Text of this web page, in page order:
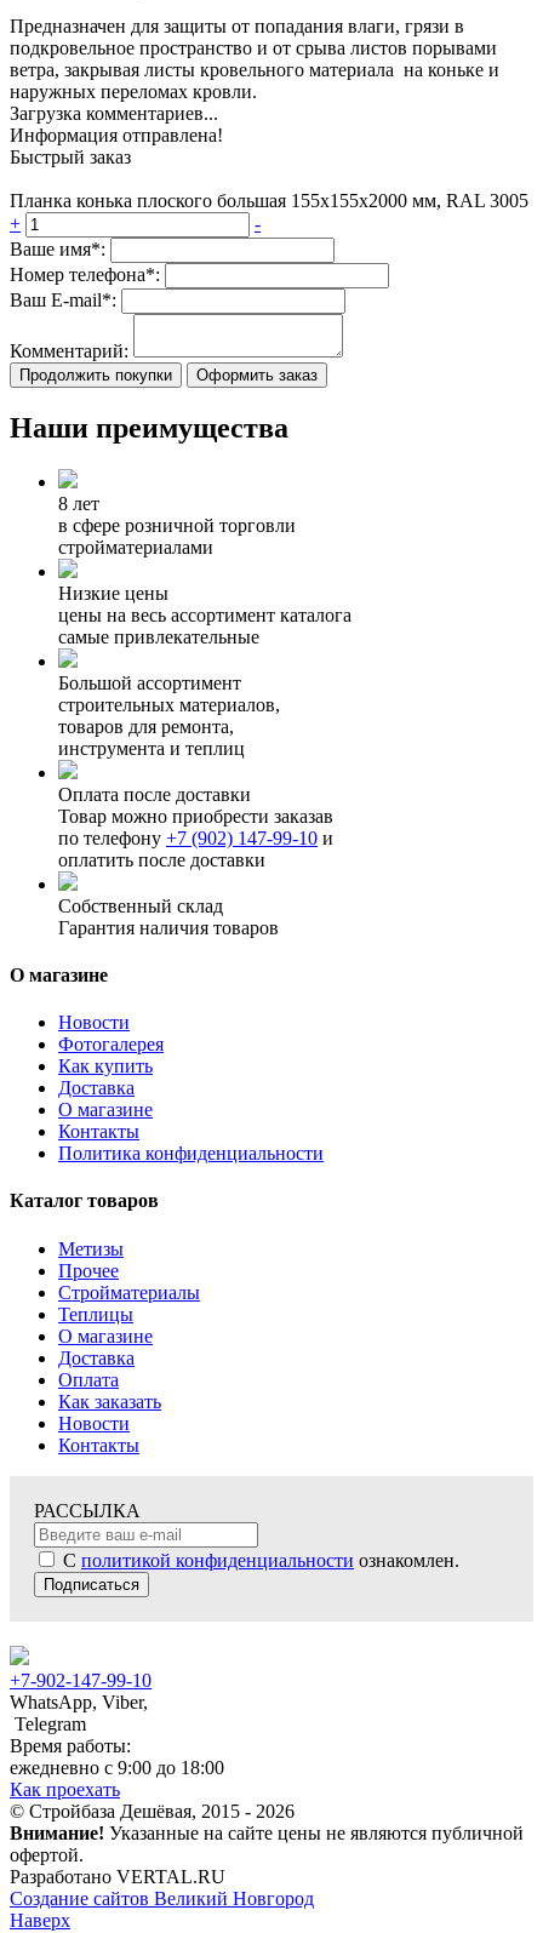
Предназначен для защиты от попадания влаги, грязи в
подкровельное пространство и от срыва листов порывами
ветра, закрывая листы кровельного материала на коньке и
наружных переломах кровли.
Загрузка комментариев...
Информация отправлена!
Быстрый заказ
Планка конька плоского большая 155х155х2000 мм, RAL 3005
+
-
Ваше имя*:
Номер телефона*:
Ваш E-mail*:
Комментарий:
Продолжить покупки Оформить заказ
Наши преимущества
8 лет
в сфере розничной торговли
стройматериалами
Низкие цены
цены на весь ассортимент каталога
самые привлекательные
Большой ассортимент
строительных материалов,
товаров для ремонта,
инструмента и теплиц
Оплата после доставки
Товар можно приобрести заказав
по телефону +7 (902) 147-99-10 и
оплатить после доставки
Собственный склад
Гарантия наличия товаров
О магазине
Новости
Фотогалерея
Как купить
Доставка
О магазине
Контакты
Политика конфиденциальности
Каталог товаров
Метизы
Прочее
Стройматериалы
Теплицы
О магазине
Доставка
Оплата
Как заказать
Новости
Контакты
РАССЫЛКА
С политикой конфиденциальности ознакомлен.
Подписаться
+7-902-147-99-10
WhatsApp, Viber,
Telegram
Время работы:
ежедневно с 9:00 до 18:00
Как проехать
© Стройбаза Дешёвая, 2015 - 2026
Внимание! Указанные на сайте цены не являются публичной
офертой.
Разработано VERTAL.RU
Создание сайтов Великий Новгород
Наверх